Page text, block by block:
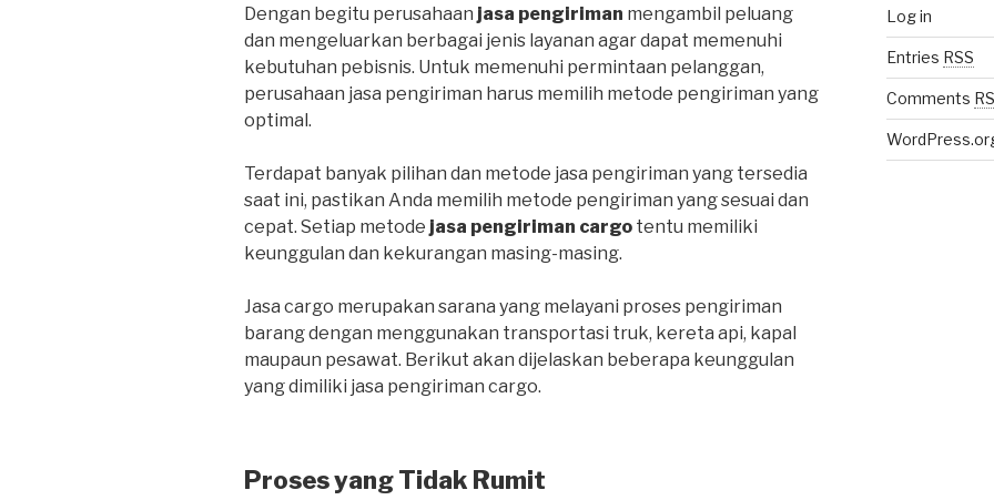
Dengan begitu perusahaan jasa pengiriman mengambil peluang
dan mengeluarkan berbagai jenis layanan agar dapat memenuhi
kebutuhan pebisnis. Untuk memenuhi permintaan pelanggan,
perusahaan jasa pengiriman harus memilih metode pengiriman yang
optimal.
Terdapat banyak pilihan dan metode jasa pengiriman yang tersedia
saat ini, pastikan Anda memilih metode pengiriman yang sesuai dan
cepat. Setiap metode jasa pengiriman cargo tentu memiliki
keunggulan dan kekurangan masing-masing.
Jasa cargo merupakan sarana yang melayani proses pengiriman
barang dengan menggunakan transportasi truk, kereta api, kapal
maupaun pesawat. Berikut akan dijelaskan beberapa keunggulan
yang dimiliki jasa pengiriman cargo.
Proses yang Tidak Rumit
Log in
Entries RSS
Comments